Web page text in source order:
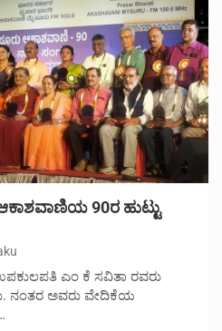
90ರ ಹುಟ್ಟು
ಎಂ ಕೆ ಸವಿತಾ ರವರು
ನಂತರ ಅವರು ವೇದಿಕೆಯ